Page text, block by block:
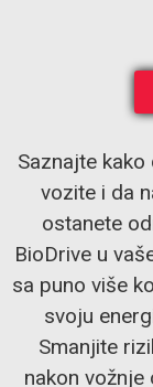
Saznajte
vozite i da
ostanete
BioDrive u
sa puno više
svoju
Smanjite
nakon